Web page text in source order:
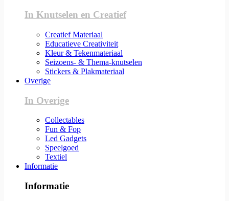
In Knutselen en Creatief
Creatief Materiaal
Educatieve Creativiteit
Kleur & Tekenmateriaal
Seizoens- & Thema-knutselen
Stickers & Plakmateriaal
Overige
In Overige
Collectables
Fun & Fop
Led Gadgets
Speelgoed
Textiel
Informatie
Informatie